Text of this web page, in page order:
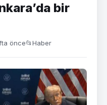
bir
önce📂Haber